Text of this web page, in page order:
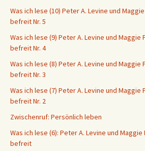
Was ich lese (10) Peter A. Levine und
befreit Nr. 5
Was ich lese (9) Peter A. Levine und Maggie
befreit Nr. 4
Was ich lese (8) Peter A. Levine und Maggie
befreit Nr. 3
Was ich lese (7) Peter A. Levine und Maggie
befreit Nr. 2
Zwischenruf: Persönlich leben
Was ich lese (6): Peter A. Levine und
befreit